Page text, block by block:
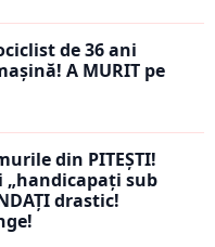
de 36 ani
A MURIT pe
din PITEȘTI!
„handicapați sub
drastic!